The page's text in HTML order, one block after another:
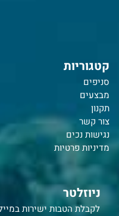
קטגוריות
סניפים
מבצעים
תקנון
צור קשר
נגישות נכים
מדיניות פרטיות
ניוזלטר
לקבלת הטבות ישירות במייל